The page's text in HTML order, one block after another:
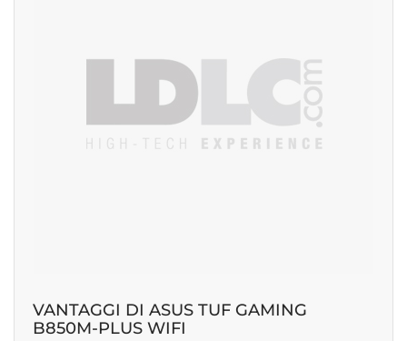
VANTAGGI DI ASUS TUF GAMING
B850M-PLUS WIFI